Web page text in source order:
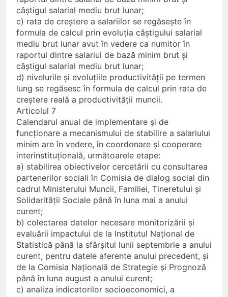
câștigul salarial mediu brut lunar;
c) rata de creștere a salariilor se regăsește în
formula de calcul prin evoluția câștigului salarial
mediu brut lunar avut în vedere ca numitor în
raportul dintre salariul de bază minim brut și
câștigul salarial mediu brut lunar;
d) nivelurile și evoluțiile productivității pe termen
lung se regăsesc în formula de calcul prin rata de
creștere reală a productivității muncii.
Articolul 7
Calendarul anual de implementare și de
funcționare a mecanismului de stabilire a salariului
minim are în vedere, în coordonare și cooperare
interinstituțională, următoarele etape:
a) stabilirea obiectivelor cercetării cu consultarea
partenerilor sociali în Comisia de dialog social din
cadrul Ministerului Muncii, Familiei, Tineretului și
Solidarității Sociale până în luna mai a anului
curent;
b) colectarea datelor necesare monitorizării și
evaluării impactului de la Institutul Național de
Statistică până la sfârșitul lunii septembrie a anului
curent, pentru datele aferente anului precedent, și
de la Comisia Națională de Strategie și Prognoză
până în luna august a anului curent;
c) analiza indicatorilor socioeconomici, a